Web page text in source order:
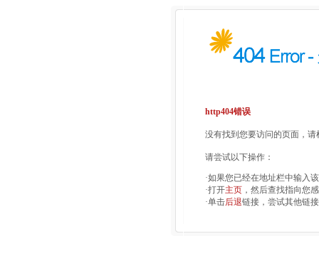
http404错误
没有找到您要访问的页面，
请尝试以下操作：
·如果您已经在地址栏中输入
·打开主页 ，然后查找指向您
·单击后退链接，尝试其他链